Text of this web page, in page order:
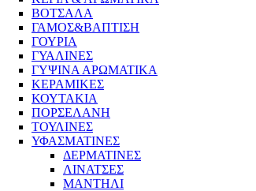
ΒΟΤΣΑΛΑ
ΓΑΜΟΣ&ΒΑΠΤΙΣΗ
ΓΟΥΡΙΑ
ΓΥΑΛΙΝΕΣ
ΓΥΨΙΝΑ ΑΡΩΜΑΤΙΚΑ
ΚΕΡΑΜΙΚΕΣ
ΚΟΥΤΑΚΙΑ
ΠΟΡΣΕΛΑΝΗ
ΤΟΥΛΙΝΕΣ
ΥΦΑΣΜΑΤΙΝΕΣ
ΔΕΡΜΑΤΙΝΕΣ
ΛΙΝΑΤΣΕΣ
ΜΑΝΤΗΛΙ